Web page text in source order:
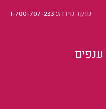
מוקד מידרג:1-700-707-233
ענפים